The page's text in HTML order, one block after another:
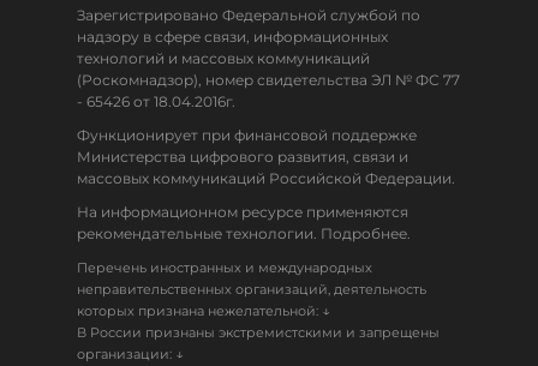
Зарегистрировано Федеральной службой по
надзору в сфере связи, информационных
технологий и массовых коммуникаций
(Роскомнадзор), номер свидетельства ЭЛ № ФС 77
- 65426 от 18.04.2016г.
Функционирует при финансовой поддержке
Министерства цифрового развития, связи и
массовых коммуникаций Российской Федерации.
На информационном ресурсе применяются
рекомендательные технологии. Подробнее.
Перечень иностранных и международных
неправительственных организаций, деятельность
которых признана нежелательной: ↓
В России признаны экстремистскими и запрещены
организации: ↓